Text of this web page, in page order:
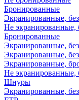
Бронированные
Экранированные,
Не экранированные,
Бронированные
Экранированные,
Экранированные,
Экранированные,
Не экранированные,
Шнуры
Экранированные,